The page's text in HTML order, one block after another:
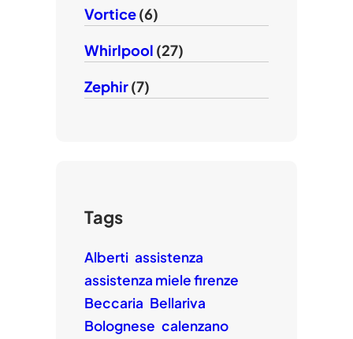
Vortice(6)
Whirlpool (27)
Zephir(7)
Tags
Alberti assistenza
assistenza miele firenze
Beccaria Bellariva
Bolognese calenzano